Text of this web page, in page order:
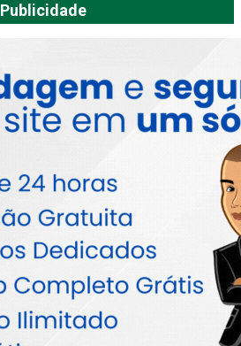
Publicidade